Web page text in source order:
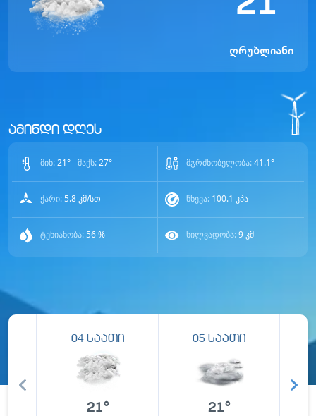
ღრუბლიანი
ამინდი დღეს
მინ:21° მაქს:27° მგრძნობელობა:41.1°
ქარი:5.8კმ/სთ წნევა: 100.1 კპა
ტენიანობა:56% ხილვადობა:9კმ
04საათი
21°
05 საათი
21°